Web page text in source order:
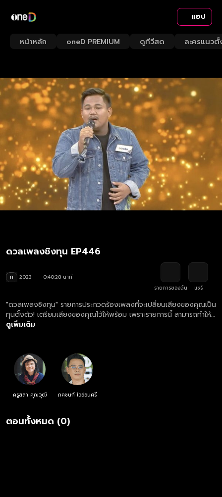
แอป
หน้าหลัก oneD PREMIUM ดูทีวีสด ละครแนวตั้
ดวลเพลงชิงทุน EP446
ท 2023
0:40:28 นาที
รายการของฉัน
แชร์
"ดวลเพลงชิงทุน" รายการประกวดร้องเพลงที่จะเปลี่ยนเสียงของคุณเป็น
ทุนตั้งตัว! เตรียมเสียงของคุณไว้ให้พร้อม เพราะรายการนี้ สามารถทำให้
เสียงของคุณต่อยอดอนาคตคุณได้!
ดูเพิ่มเติม
ครูสลา คุณวุฒิ ภคชนก์ โวอ่อนศรี
ตอนทั้งหมด (0)